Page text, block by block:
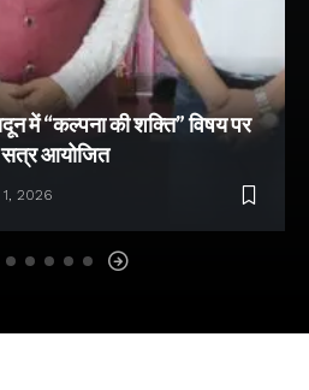
में “कल्पना की शक्ति” विषय पर
सत्र आयोजित
2026